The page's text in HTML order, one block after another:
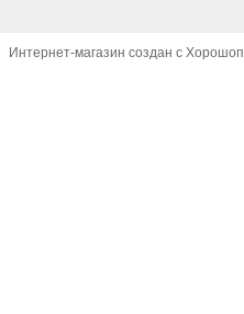
Интернет-магазин создан с Хорошоп